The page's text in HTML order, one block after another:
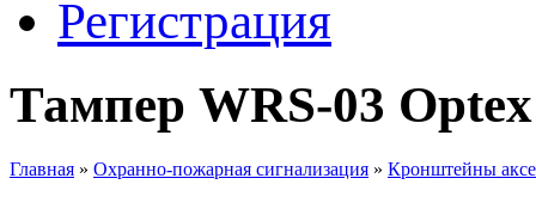
Регистрация
Тампер WRS-03 Optex
Главная » Охранно-пожарная сигнализация » Кронштейны